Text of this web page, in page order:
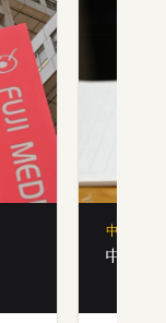
中学受験
中学受